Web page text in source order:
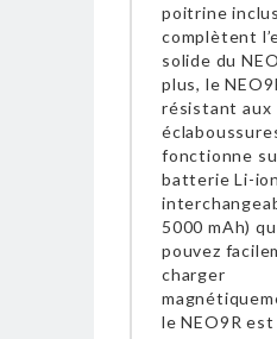
poitrine
complètent
solide du
plus, le
résistant aux
fonctionne
batterie Li-ion
5000 mAh)
pouvez
charger
le NEO9R